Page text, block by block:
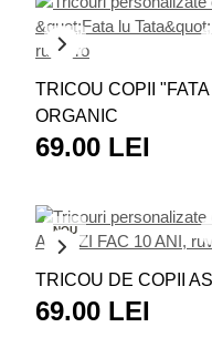
NOU
TRICOU COPII
ORGANIC
69.00 LEI
NOU
TRICOU DE COPII
69.00 LEI